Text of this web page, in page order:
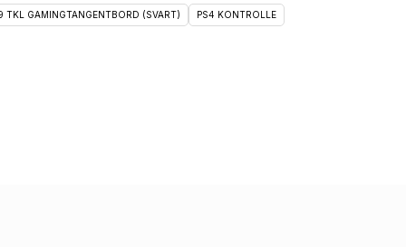
TKL GAMINGTANGENTBORD (SVART) PS4 KONTROLLE